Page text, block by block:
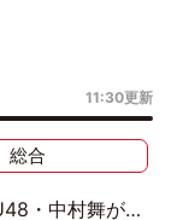
11:30更新
総合
く“これからの私”